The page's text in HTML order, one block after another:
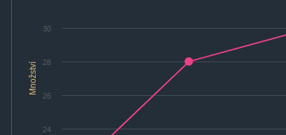
Množství
24
26
28
30